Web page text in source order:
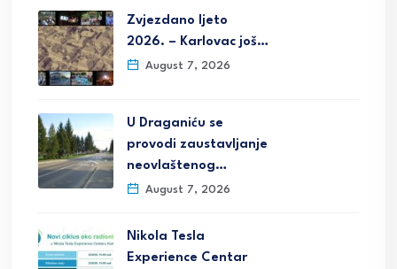
Zvjezdano ljeto
2026. – Karlovac još…
August 7, 2026
U Draganiću se
provodi zaustavljanje
neovlaštenog…
August 7, 2026
Nikola Tesla
Experience Centar